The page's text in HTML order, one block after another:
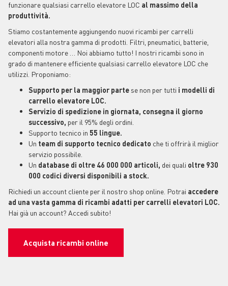
funzionare qualsiasi carrello elevatore LOC al massimo della
produttività.
Stiamo costantemente aggiungendo nuovi ricambi per carrelli
elevatori alla nostra gamma di prodotti. Filtri, pneumatici, batterie,
componenti motore … Noi abbiamo tutto! I nostri ricambi sono in
grado di mantenere efficiente qualsiasi carrello elevatore LOC che
utilizzi. Proponiamo:
Supporto per la maggior parte se non per tutti i modelli di
carrello elevatore LOC.
Servizio di spedizione in giornata, consegna il giorno
successivo, per il 95% degli ordini.
Supporto tecnico in 55 lingue.
Un team di supporto tecnico dedicato che ti offrirà il miglior
servizio possibile.
Un database di oltre 46 000 000 articoli, dei quali oltre 930
000 codici diversi disponibili a stock.
Richiedi un account cliente per il nostro shop online. Potrai accedere
ad una vasta gamma di ricambi adatti per carrelli elevatori LOC.
Hai già un account? Accedi subito!
Acquista ricambi online